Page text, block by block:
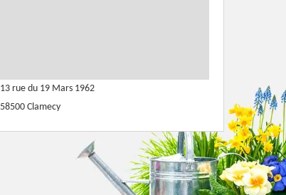
13 rue du 19 Mars 1962
58500 Clamecy